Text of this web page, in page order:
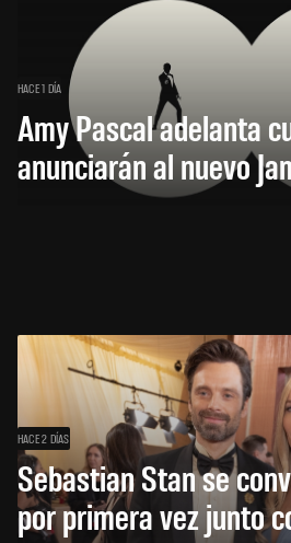
HACE 1 DÍA
Amy Pascal adelanta
anunciarán al nuevo
HACE 2 DÍAS
Sebastian Stan se
por primera vez junto